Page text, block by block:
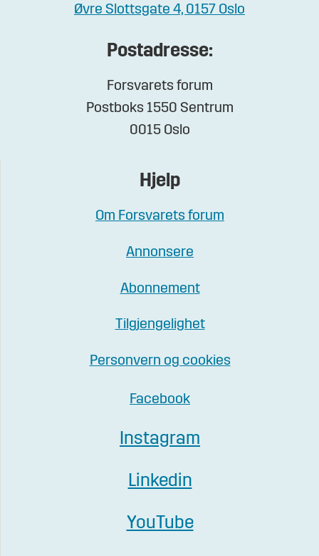
Øvre Slottsgate 4, 0157 Oslo
Postadresse:
Forsvarets forum
Postboks 1550 Sentrum
0015 Oslo
Hjelp
Om Forsvarets forum
Annonsere
Abonnement
Tilgjengelighet
Personvern og cookies
Facebook
Instagram
Linkedin
YouTube